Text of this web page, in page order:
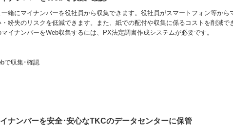
緒にマイナンバーを役社員から収集できます。役社員がスマートフォン等か
紛失のリスクを低減できます。また、紙での配付や収集に係るコストを削減で
イナンバーをWeb収集するには、PX法定調書作成システムが必要です。
ナンバーを安全･安心なTKCのデータセンターに保管